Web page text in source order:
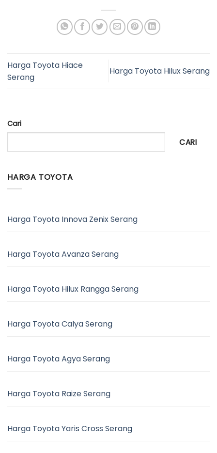
Harga Toyota Hiace
Serang
Harga Toyota Hilux Serang
Cari
CARI
HARGA TOYOTA
Harga Toyota Innova Zenix Serang
Harga Toyota Avanza Serang
Harga Toyota Hilux Rangga Serang
Harga Toyota Calya Serang
Harga Toyota Agya Serang
Harga Toyota Raize Serang
Harga Toyota Yaris Cross Serang